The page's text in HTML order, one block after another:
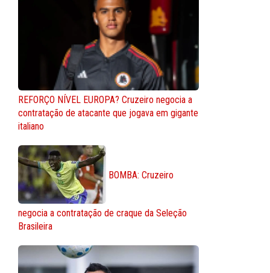
REFORÇO NÍVEL EUROPA? Cruzeiro negocia a
contratação de atacante que jogava em gigante
italiano
BOMBA: Cruzeiro
negocia a contratação de craque da Seleção
Brasileira